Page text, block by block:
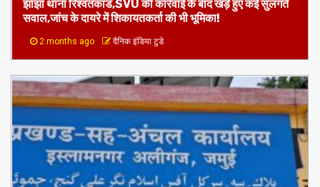
झाझा थाना रिश्वतकांड,SVU की कार्रवाई के बाद खड़े हुए कई सुलगते
सवाल,जांच के दायरे में शिकायतकर्ता की भी भूमिका!
2 months ago दैनिक इंडिया टुडे